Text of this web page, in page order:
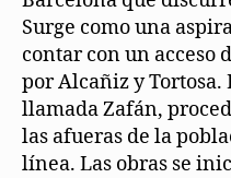
Surge como una
contar con un acceso
por Alcañiz y
llamada Zafán,
las afueras de la
línea. Las obras se